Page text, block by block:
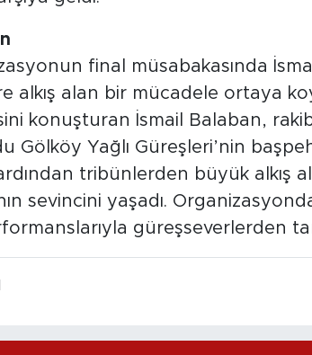
final müsabakasında
alkış alan bir mücadele ortaya
konuşturan İsmail Balaban,
Gölköy Yağlı Güreşleri’nin
ardından tribünlerden büyük alkış
sevincini yaşadı.
güreşseverlerden